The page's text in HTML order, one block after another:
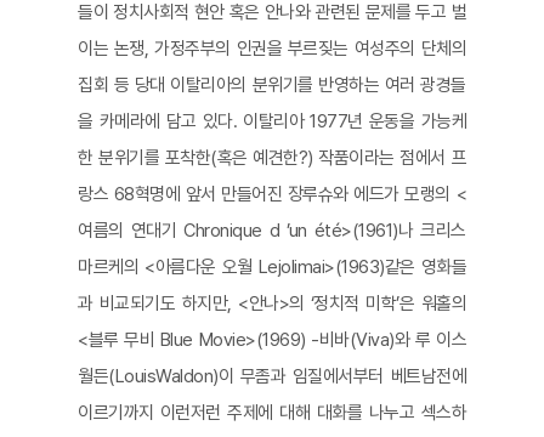
들이 정치사회적 현안 혹은 안나와 관련된 문제를 두고 벌
이는 논쟁, 가정주부의 인권을 부르짖는 여성주의 단체의
집회 등 당대 이탈리아의 분위기를 반영하는 여러 광경들
을 카메라에 담고 있다. 이탈리아 1977년 운동을 가능케
한 분위기를 포착한(혹은 예견한?) 작품이라는 점에서 프
랑스 68혁명에 앞서 만들어진 장루슈와 에드가 모랭의 <
여름의 연대기 Chronique d ’un été>(1961)나 크리스
마르케의 <아름다운 오월 Lejolimai>(1963)같은 영화들
과 비교되기도 하지만, <안나>의 ‘정치적 미학’은 워홀의
<블루 무비 Blue Movie>(1969) -비바(Viva)와 루 이스
월든(LouisWaldon)이 무좀과 임질에서부터 베트남전에
이르기까지 이런저런 주제에 대해 대화를 나누고 섹스하